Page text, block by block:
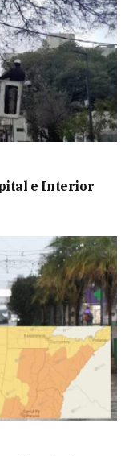
e Interior